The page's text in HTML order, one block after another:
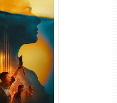
(2024)
Dual Áudio